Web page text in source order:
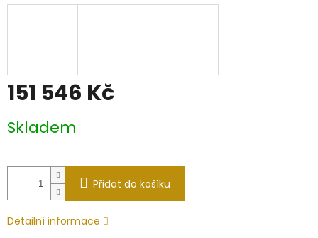
151 546 Kč
cena:
Skladem
Přidat do košíku
Detailní informace